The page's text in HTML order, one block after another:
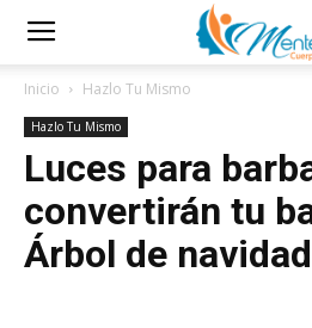
Inicio Hazlo Tu Mismo
Hazlo Tu Mismo
Luces para
convertirán tu
Árbol de navidad